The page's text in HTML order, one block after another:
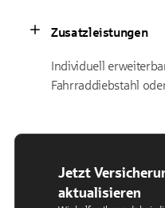
Zusatzleistungen
Individuell
Fahrraddiebstahl
Jetzt
aktualisieren